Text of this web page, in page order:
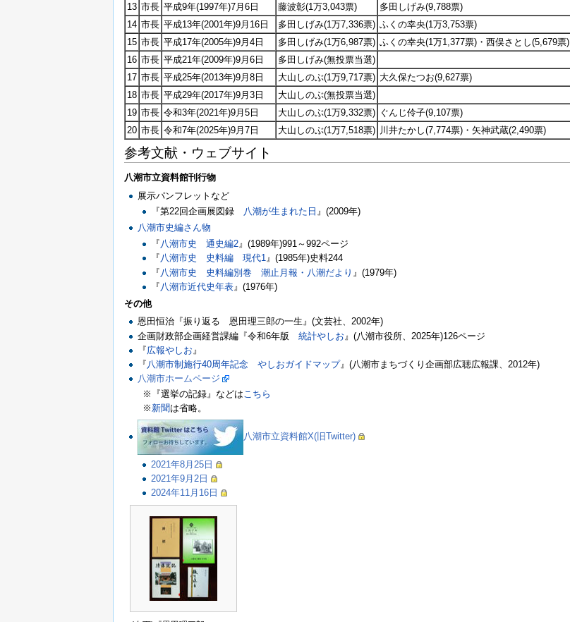
13 市長 平成9年(1997年)7月6日 藤波彰(1万3,043票) 多田しげみ(9,788票)
14 市長 平成13年(2001年)9月16日 多田しげみ(1万7,336票) ふくの幸央(1万3,753票)
15 市長 平成17年(2005年)9月4日 多田しげみ(1万6,987票) ふくの幸央(1万1,377票)・西俣さとし(5,679票)
16 市長 平成21年(2009年)9月6日 多田しげみ(無投票当選)
17 市長 平成25年(2013年)9月8日 大山しのぶ(1万9,717票) 大久保たつお(9,627票)
18 市長 平成29年(2017年)9月3日 大山しのぶ(無投票当選)
19 市長 令和3年(2021年)9月5日 大山しのぶ(1万9,332票) ぐんじ伶子(9,107票)
20 市長 令和7年(2025年)9月7日 大山しのぶ(1万7,518票) 川井たかし(7,774票)・矢神武蔵(2,490票)
参考文献・ウェブサイト
八潮市立資料館刊行物
展示パンフレットなど
『第22回企画展図録 八潮が生まれた日 』(2009年)
八潮市史編さん物
『八潮市史 通史編2』(1989年)991～992ページ
『八潮市史 史料編 現代1』(1985年)史料244
『 八潮市史 史料編別巻 潮止月報・八潮だより 』(1979年)
『 八潮市近代史年表 』(1976年)
その他
恩田恒治『振り返る 恩田理三郎の一生』(文芸社、2002年)
企画財政部企画経営課編『令和6年版統計やしお 』(八潮市役所、2025年)126ページ
『広報やしお 』
『八潮市制施行40周年記念 やしおガイドマップ』(八潮市まちづくり企画部広聴広報課、2012年)
八潮市ホームページ
※『選挙の記録』などはこちら
※ 新聞は省略。
八潮市立資料館X(旧Twitter)
2021年8月25日
2021年9月2日
2024年11月16日